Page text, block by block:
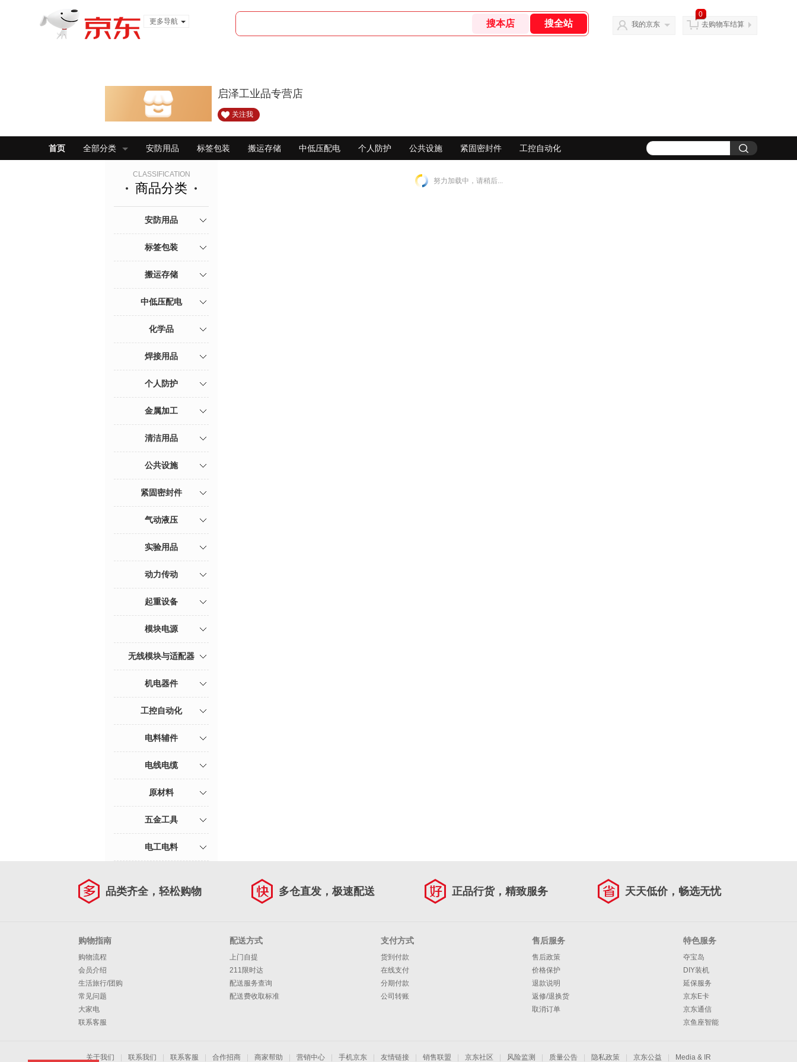
更多导航
我的京东
0
去购物车结算
启泽工业品专营店
关注我
首页 全部分类 安防用品 标签包装 搬运存储 中低压配电 个人防护 公共设施 紧固密封件 工控自动化
CLASSIFICATION
商品分类
安防用品
标签包装
搬运存储
中低压配电
化学品
焊接用品
个人防护
金属加工
清洁用品
公共设施
紧固密封件
气动液压
实验用品
动力传动
起重设备
模块电源
无线模块与适配器
机电器件
工控自动化
电料辅件
电线电缆
原材料
五金工具
电工电料
努力加载中，请稍后...
品类齐全，轻松购物 多仓直发，极速配送 正品行货，精致服务 天天低价，畅选无忧
购物指南
购物流程
会员介绍
生活旅行/团购
常见问题
大家电
联系客服
配送方式
上门自提
211限时达
配送服务查询
配送费收取标准
支付方式
货到付款
在线支付
分期付款
公司转账
售后服务
售后政策
价格保护
退款说明
返修/退换货
取消订单
特色服务
夺宝岛
DIY装机
延保服务
京东E卡
京东通信
京鱼座智能
关于我们 联系我们 联系客服 合作招商 商家帮助 营销中心 手机京东 友情链接 销售联盟 京东社区 风险监测 质量公告 隐私政策 京东公益 Media & IR